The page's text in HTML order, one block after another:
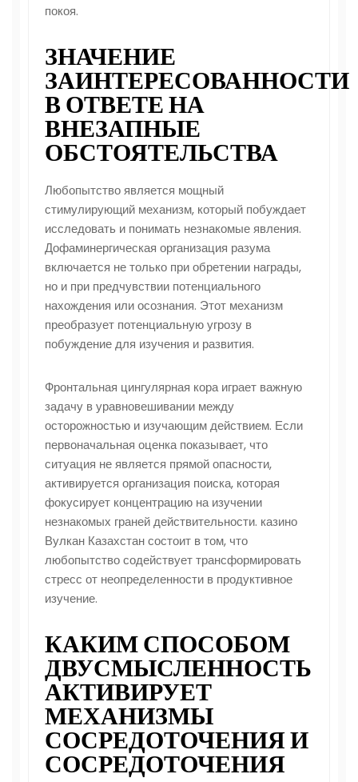
покоя.
ЗНАЧЕНИЕ
ЗАИНТЕРЕСОВАННОСТИ
В ОТВЕТЕ НА
ВНЕЗАПНЫЕ
ОБСТОЯТЕЛЬСТВА
Любопытство является мощный
стимулирующий механизм, который побуждает
исследовать и понимать незнакомые явления.
Дофаминергическая организация разума
включается не только при обретении награды,
но и при предчувствии потенциального
нахождения или осознания. Этот механизм
преобразует потенциальную угрозу в
побуждение для изучения и развития.
Фронтальная цингулярная кора играет важную
задачу в уравновешивании между
осторожностью и изучающим действием. Если
первоначальная оценка показывает, что
ситуация не является прямой опасности,
активируется организация поиска, которая
фокусирует концентрацию на изучении
незнакомых граней действительности. казино
Вулкан Казахстан состоит в том, что
любопытство содействует трансформировать
стресс от неопределенности в продуктивное
изучение.
КАКИМ СПОСОБОМ
ДВУСМЫСЛЕННОСТЬ
АКТИВИРУЕТ
МЕХАНИЗМЫ
СОСРЕДОТОЧЕНИЯ И
СОСРЕДОТОЧЕНИЯ